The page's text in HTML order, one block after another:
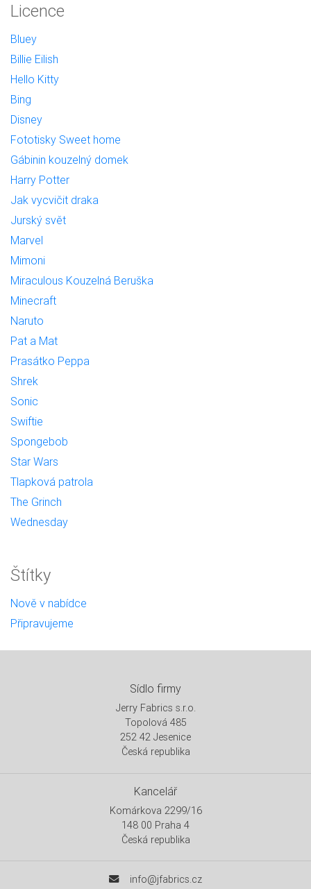
Licence
Bluey
Billie Eilish
Hello Kitty
Bing
Disney
Fototisky Sweet home
Gábinin kouzelný domek
Harry Potter
Jak vycvičit draka
Jurský svět
Marvel
Mimoni
Miraculous Kouzelná Beruška
Minecraft
Naruto
Pat a Mat
Prasátko Peppa
Shrek
Sonic
Swiftie
Spongebob
Star Wars
Tlapková patrola
The Grinch
Wednesday
Štítky
Nově v nabídce
Připravujeme
Sídlo firmy
Jerry Fabrics s.r.o.
Topolová 485
252 42 Jesenice
Česká republika
Kancelář
Komárkova 2299/16
148 00 Praha 4
Česká republika
info@jfabrics.cz